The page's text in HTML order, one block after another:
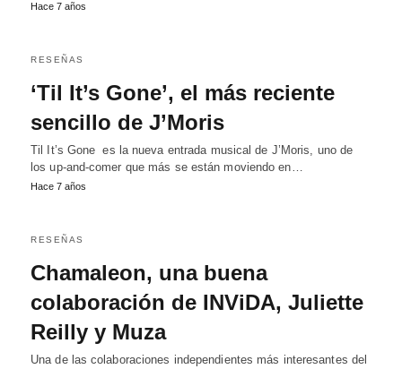
Hace 7 años
RESEÑAS
‘Til It’s Gone’, el más reciente
sencillo de J’Moris
Til It’s Gone es la nueva entrada musical de J’Moris, uno de
los up-and-comer que más se están moviendo en…
Hace 7 años
RESEÑAS
Chamaleon, una buena
colaboración de INViDA, Juliette
Reilly y Muza
Una de las colaboraciones independientes más interesantes del